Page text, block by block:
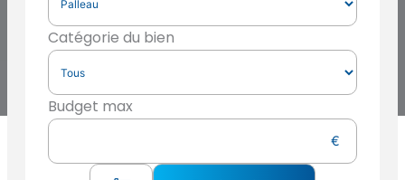
Catégorie du bien
Budget max